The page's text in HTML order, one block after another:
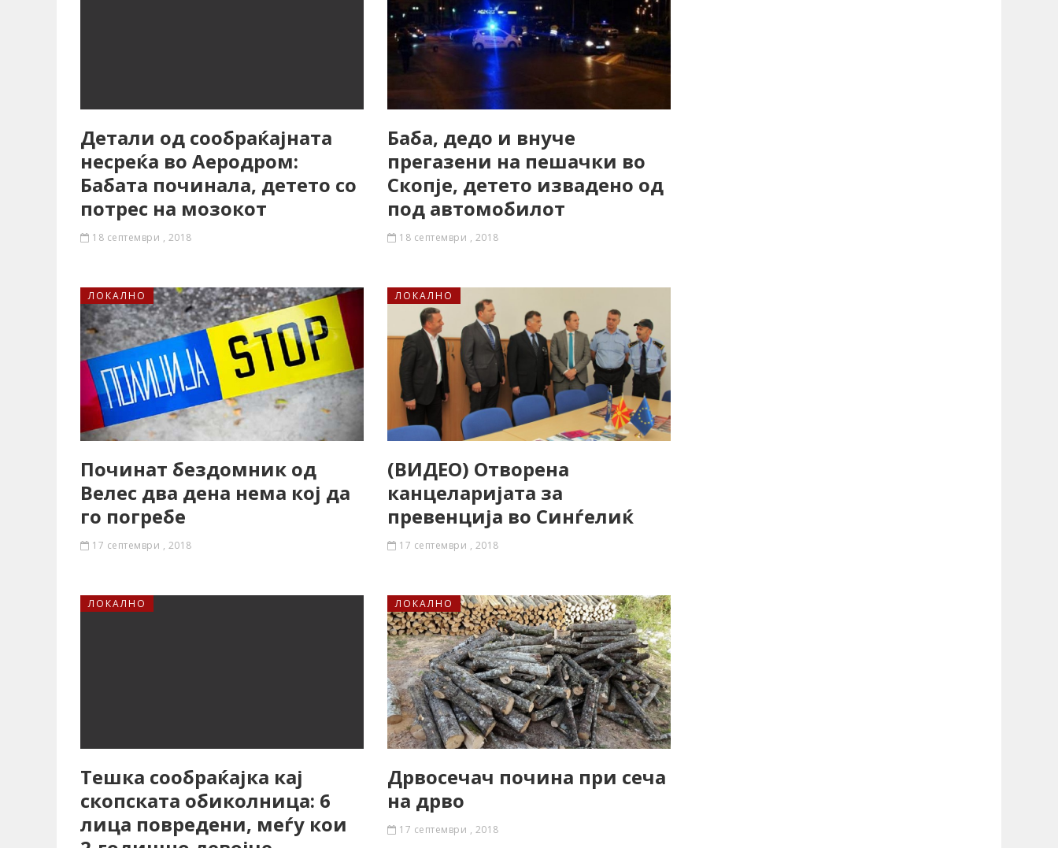
Детали од сообраќајната
несреќа во Аеродром:
Бабата починала, детето со
потрес на мозокот
18 септември , 2018
Баба, дедо и внуче
прегазени на пешачки во
Скопје, детето извадено од
под автомобилот
18 септември , 2018
ЛОКАЛНО
Починат бездомник од
Велес два дена нема кој да
го погребе
17 септември , 2018
ЛОКАЛНО
(ВИДЕО) Отворена
канцеларијата за
превенција во Синѓелиќ
17 септември , 2018
ЛОКАЛНО
Тешка сообраќајка кај
скопската обиколница: 6
лица повредени, меѓу кои
ЛОКАЛНО
Дрвосечач почина при сеча
на дрво
17 септември , 2018